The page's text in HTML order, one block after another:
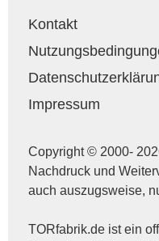
Kontakt
Impressum
Copyright © 2000-
Nachdruck und
auch auszugsweise,
TORfabrik.de ist ein